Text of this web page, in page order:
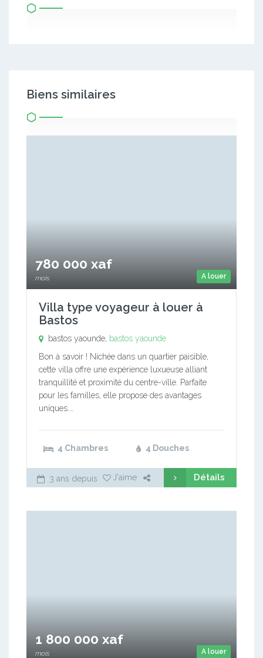
Biens similaires
A louer
780 000 xaf
mois
Villa type voyageur à louer à
Bastos
bastos yaounde, bastos yaounde
Bon à savoir ! Nichée dans un quartier paisible,
cette villa offre une expérience luxueuse alliant
tranquillité et proximité du centre-ville. Parfaite
pour les familles, elle propose des avantages
uniques.…
4 Chambres 4 Douches
3 ans depuis J'aime Détails
A louer
1 800 000 xaf
mois